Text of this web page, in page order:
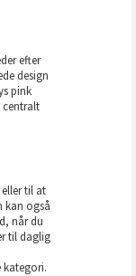
efter
design
pink
centralt
til at
kan også
når du
til daglig
kategori.